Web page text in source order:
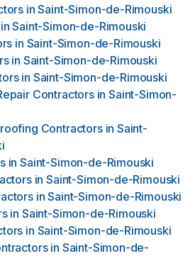
in Saint-Simon-de-Rimouski
in Saint-Simon-de-Rimouski
in Saint-Simon-de-Rimouski
in Saint-Simon-de-Rimouski
in Saint-Simon-de-Rimouski
Contractors in Saint-Simon-
Contractors in Saint-
in Saint-Simon-de-Rimouski
in Saint-Simon-de-Rimouski
in Saint-Simon-de-Rimouski
in Saint-Simon-de-Rimouski
in Saint-Simon-de-Rimouski
in Saint-Simon-de-